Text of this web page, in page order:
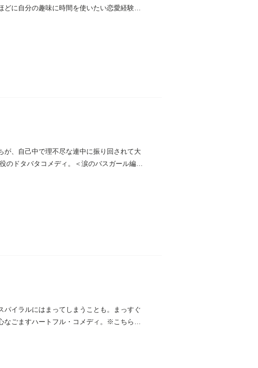
に自分の趣味に時間を使いたい恋愛経験ゼ
、自己中で理不尽な連中に振り回されて大
イラルにはまってしまうことも。まっすぐ
ごますハートフル・コメディ。※こちらは